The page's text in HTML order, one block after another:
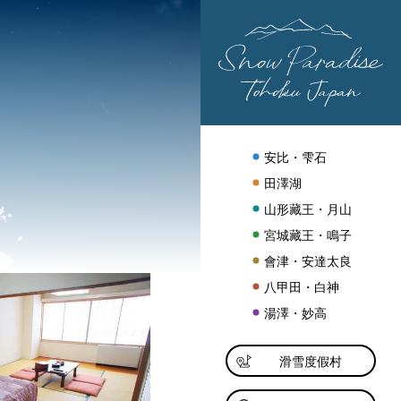
安比・雫石
田澤湖
山形藏王・月山
宮城藏王・鳴子
會津・安達太良
八甲田・白神
湯澤・妙高
滑雪度假村